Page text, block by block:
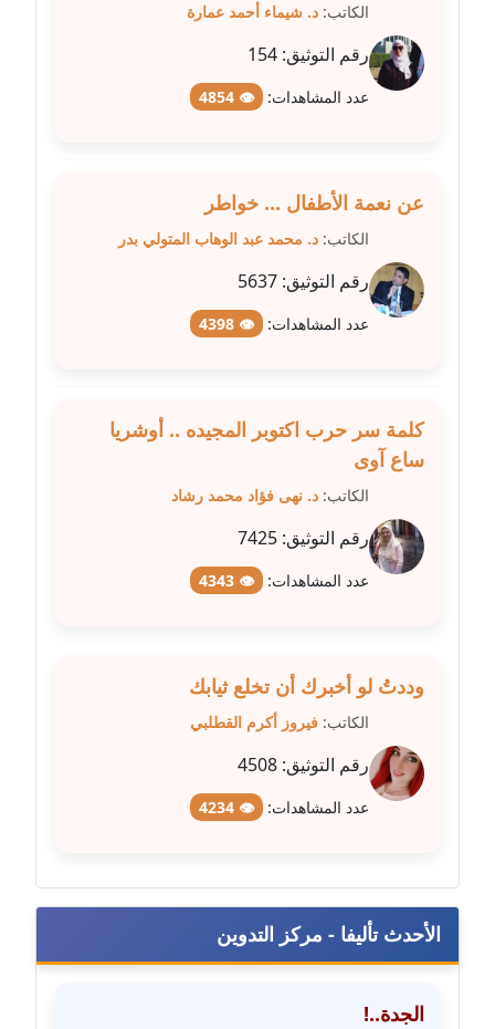
مدونة عبير محمد
عاملة
مدونة عبير مصطفى
مدونة عزة الأمير
عاملة
مدونة عزة بركة
عاملة
مدونة عفاف حسين
عاملة
عاملة
مدونة علا الأزوك
مدونة علاء سرحان
عاملة
مدونة علي الصادق
مدونة عماد مصباح
عاملة
مدونة عمرو عاطف
الكاتب: د. شيماء أحمد عمارة
رقم التوثيق: 154
عدد المشاهدات: 👁 4854
عن نعمة الأطفال ... خواطر
الكاتب: د. محمد عبد الوهاب المتولي بدر
رقم التوثيق: 5637
عدد المشاهدات: 👁 4398
كلمة سر حرب اكتوبر المجيده .. أوشريا
ساع آوى
الكاتب: د. نهى فؤاد محمد رشاد
رقم التوثيق: 7425
عدد المشاهدات: 👁 4343
وددتُ لو أخبرك أن تخلع ثيابك
الكاتب: فيروز أكرم القطلبي
رقم التوثيق: 4508
عدد المشاهدات: 👁 4234
الأحدث تأليفا - مركز التدوين
الجدة..!